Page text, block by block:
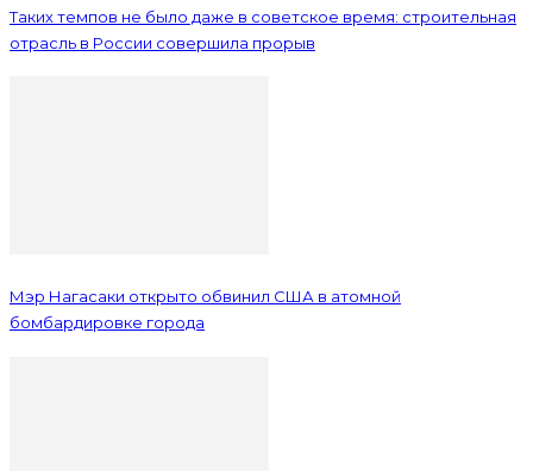
Таких темпов не было даже в советское время: строительная
отрасль в России совершила прорыв
Мэр Нагасаки открыто обвинил США в атомной
бомбардировке города